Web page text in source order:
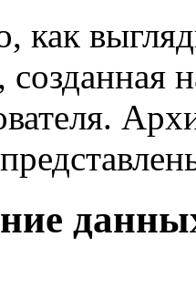
как
созданная